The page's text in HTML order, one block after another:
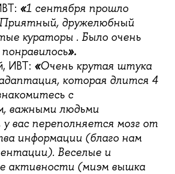
«1 сентября прошло
дружелюбный
кураторы . Было очень
».
ИВТ: «Очень крутая штука
которая длится 4
с
важными людьми
у вас переполняется мозг от
информации (благо нам
Веселые и
активности (миэм вышка